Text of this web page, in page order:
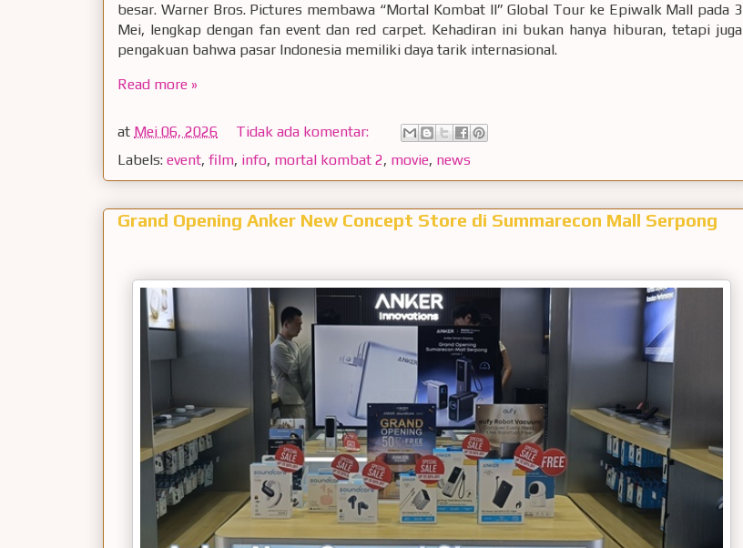
besar. Warner Bros. Pictures membawa “Mortal Kombat II” Global Tour ke Epiwalk Mall pada 3
Mei, lengkap dengan fan event dan red carpet. Kehadiran ini bukan hanya hiburan, tetapi juga
pengakuan bahwa pasar Indonesia memiliki daya tarik internasional.
Read more »
at Mei 06, 2026
Tidak ada komentar:
Labels: event, film, info, mortal kombat 2, movie, news
Grand Opening Anker New Concept Store di Summarecon Mall Serpong